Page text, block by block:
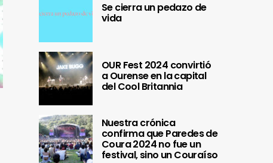
Se cierra un pedazo de
vida
OUR Fest 2024 convirtió
a Ourense en la capital
del Cool Britannia
Nuestra crónica
confirma que Paredes de
Coura 2024 no fue un
festival, sino un Couraíso